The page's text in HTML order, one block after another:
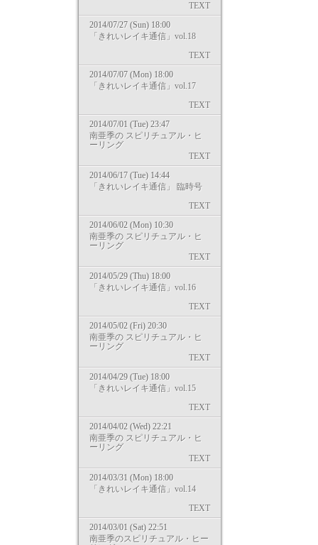
TEXT
2014/07/27 (Sun) 18:00
「きれいレイキ通信」vol.18
TEXT
2014/07/07 (Mon) 18:00
「きれいレイキ通信」vol.17
TEXT
2014/07/01 (Tue) 23:47
南亜季の スピリチュアル・ヒ
ーリング
TEXT
2014/06/17 (Tue) 14:44
「きれいレイキ通信」 臨時号
TEXT
2014/06/02 (Mon) 10:30
南亜季の スピリチュアル・ヒ
ーリング
TEXT
2014/05/29 (Thu) 18:00
「きれいレイキ通信」vol.16
TEXT
2014/05/02 (Fri) 20:30
南亜季の スピリチュアル・ヒ
ーリング
TEXT
2014/04/29 (Tue) 18:00
「きれいレイキ通信」vol.15
TEXT
2014/04/02 (Wed) 22:21
南亜季の スピリチュアル・ヒ
ーリング
TEXT
2014/03/31 (Mon) 18:00
「きれいレイキ通信」vol.14
TEXT
2014/03/01 (Sat) 22:51
南亜季のスピリチュアル・ヒー